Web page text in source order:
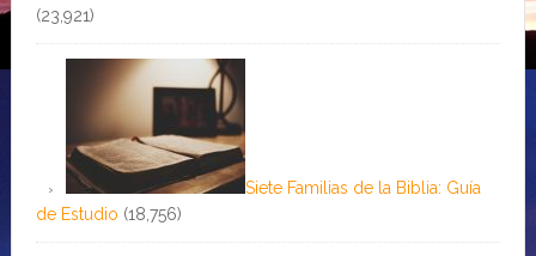
(23,921)
Siete Familias de la Biblia: Guía
de Estudio (18,756)